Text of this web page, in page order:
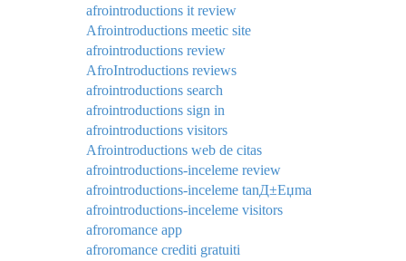
afrointroductions it review
Afrointroductions meetic site
afrointroductions review
AfroIntroductions reviews
afrointroductions search
afrointroductions sign in
afrointroductions visitors
Afrointroductions web de citas
afrointroductions-inceleme review
afrointroductions-inceleme tanД±Еџma
afrointroductions-inceleme visitors
afroromance app
afroromance crediti gratuiti